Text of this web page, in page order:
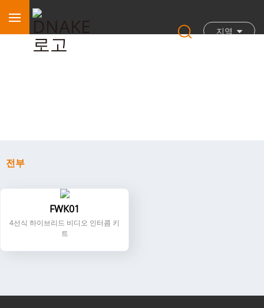
지역
전부
FWK01
4선식 하이브리드 비디오 인터콤 키
트